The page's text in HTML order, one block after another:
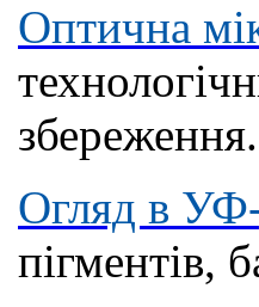
Оптична
збереження.
Огляд в УФ-
пігментів,